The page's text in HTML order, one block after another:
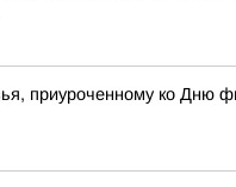
приуроченному ко Дню